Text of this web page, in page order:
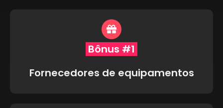
Bônus #1
Fornecedores de equipamentos